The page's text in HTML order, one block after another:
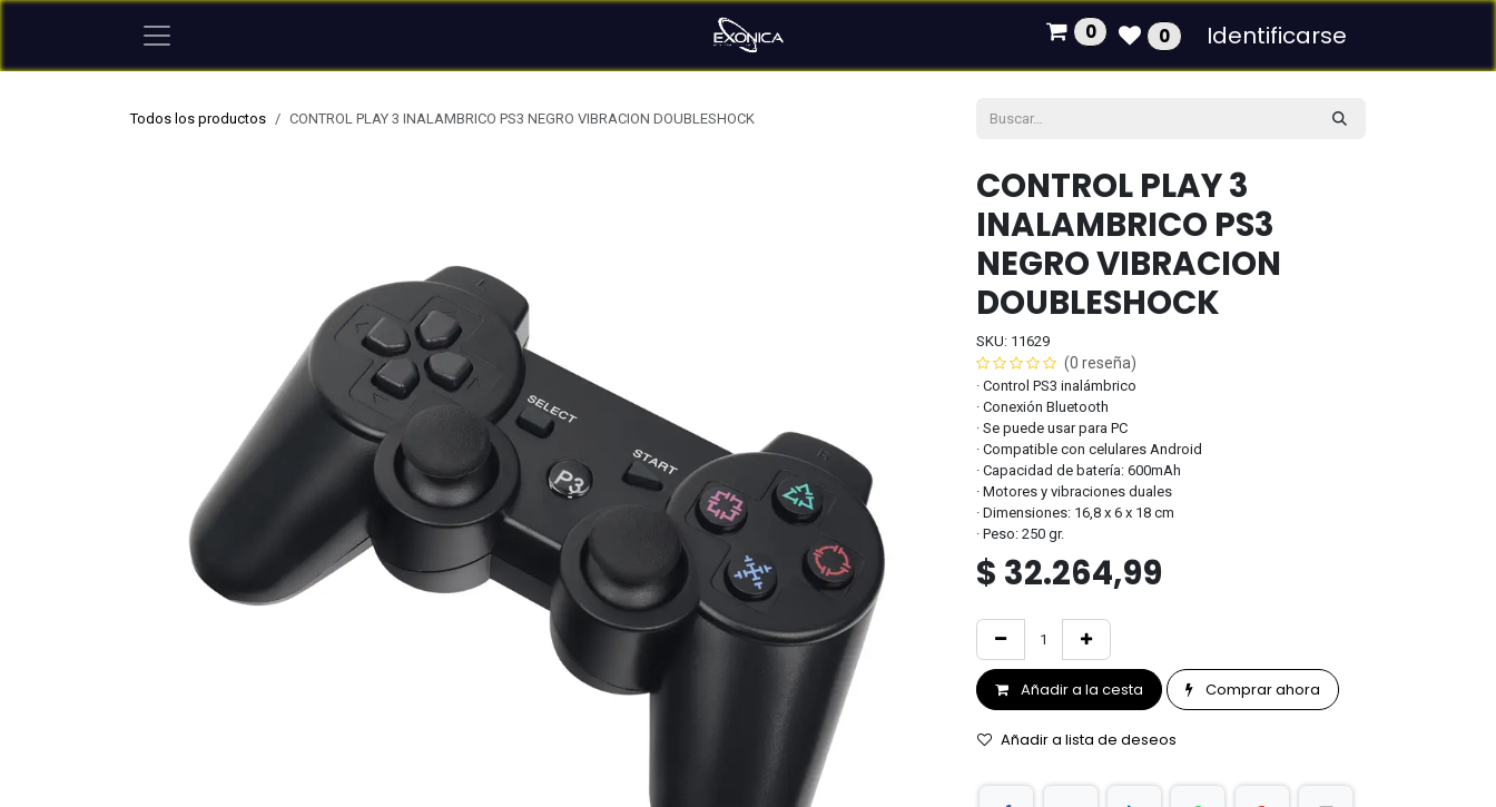
Ir al contenido
0 0 Identificarse
Todos los productos CONTROL PLAY 3 INALAMBRICO PS3 NEGRO VIBRACION DOUBLESHOCK
CONTROL PLAY 3
INALAMBRICO PS3
NEGRO VIBRACION
DOUBLESHOCK
SKU: 11629
(0 reseña)
· Control PS3 inalámbrico
· Conexión Bluetooth
· Se puede usar para PC
· Compatible con celulares Android
· Capacidad de batería: 600mAh
· Motores y vibraciones duales
· Dimensiones: 16,8 x 6 x 18 cm
· Peso: 250 gr.
$ 32.264,99
Añadir a la cesta Comprar ahora
Añadir a lista de deseos